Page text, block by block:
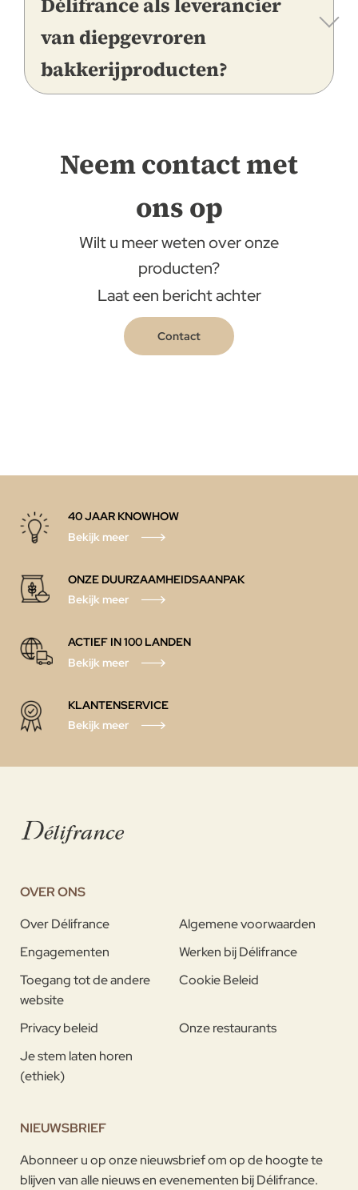
van diepgevroren
bakkerijproducten?
Neem contact met
ons op
Wilt u meer weten over onze
producten?
Laat een bericht achter
Contact
40 JAAR KNOWHOW
Bekijk meer
ONZE DUURZAAMHEIDSAANPAK
Bekijk meer
ACTIEF IN 100 LANDEN
Bekijk meer
KLANTENSERVICE
Bekijk meer
OVER ONS
Over Délifrance
Algemene voorwaarden
Engagementen
Werken bij Délifrance
Toegang tot de andere
website
Cookie Beleid
Privacy beleid
Onze restaurants
Je stem laten horen
(ethiek)
NIEUWSBRIEF
Abonneer u op onze nieuwsbrief om op de hoogte te
blijven van alle nieuws en evenementen bij Délifrance.